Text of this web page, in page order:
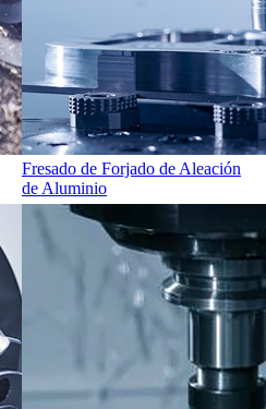
Fresado de Forjado de Aleación
de Aluminio